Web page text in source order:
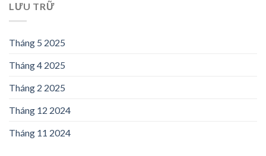
LƯU TRỮ
Tháng 5 2025
Tháng 4 2025
Tháng 2 2025
Tháng 12 2024
Tháng 11 2024